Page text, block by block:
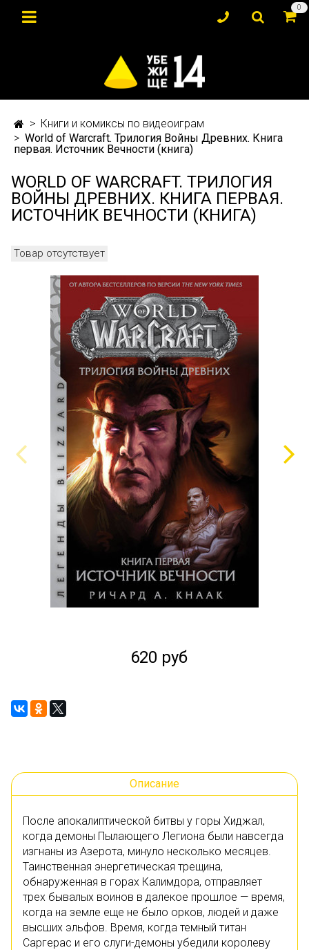
0
Книги и комиксы по видеоиграм
World of Warcraft. Трилогия Войны Древних. Книга
первая. Источник Вечности (книга)
WORLD OF WARCRAFT. ТРИЛОГИЯ
ВОЙНЫ ДРЕВНИХ. КНИГА ПЕРВАЯ.
ИСТОЧНИК ВЕЧНОСТИ (КНИГА)
Товар отсутствует
620 руб
Описание
После апокалиптической битвы у горы Хиджал,
когда демоны Пылающего Легиона были навсегда
изгнаны из Азерота, минуло несколько месяцев.
Таинственная энергетическая трещина,
обнаруженная в горах Калимдора, отправляет
трех бывалых воинов в далекое прошлое — время,
когда на земле еще не было орков, людей и даже
высших эльфов. Время, когда темный титан
Саргерас и его слуги-демоны убедили королеву